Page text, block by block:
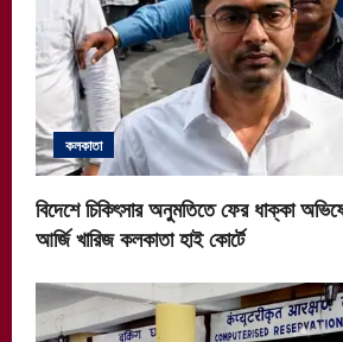
কলকাতা
বিদেশে চিকিৎসার অনুমতিতে ফের ধাক্কা
আর্জি খারিজ কলকাতা হাই কোর্টে